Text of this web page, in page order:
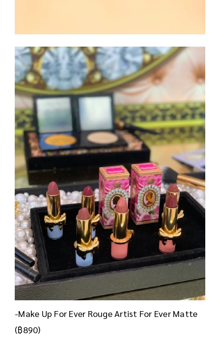
-Make Up For Ever Rouge Artist For Ever Matte
(฿890)